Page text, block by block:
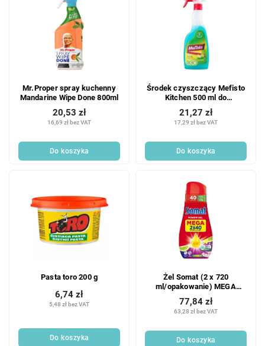
Mr.Proper spray kuchenny
Mandarine Wipe Done 800ml
16,69 zł bez VAT
20,53 zł
Do koszyka
Środek czyszczący Mefisto
Kitchen 500 ml do
piekarników, kuchenek i
płytek o zapachu świeżej
limonki
17,29 zł bez VAT
21,27 zł
Do koszyka
Pasta toro 200 g
5,48 zł bez VAT
6,74 zł
Do koszyka
Żel Somat (2 x 720
ml/opakowanie) MEGA
Cytryna (80 MD)
63,28 zł bez VAT
77,84 zł
Do koszyka